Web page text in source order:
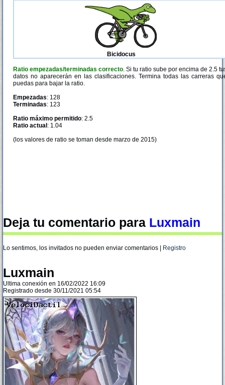
Bicidocus
Ratio empezadas/terminadas correcto. Si tu ratio sube por encima de 2.5
datos no aparecerán en las clasificaciones. Termina todas las carreras
puedas para bajar la ratio.
Empezadas: 128
Terminadas: 123
Ratio máximo permitido: 2.5
Ratio actual : 1.04
(los valores de ratio se toman desde marzo de 2015)
Deja tu comentario para Luxmain
Lo sentimos, los invitados no pueden enviar comentarios | Registro
Luxmain
Ultima conexión en 16/02/2022 16:09
Registrado desde 30/11/2021 05:54